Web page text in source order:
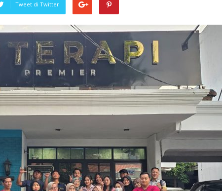
Tweet di Twitter